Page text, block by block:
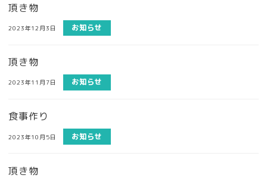
頂き物
2023年12月3日 お知らせ
頂き物
2023年11月7日 お知らせ
食事作り
2023年10月5日 お知らせ
頂き物